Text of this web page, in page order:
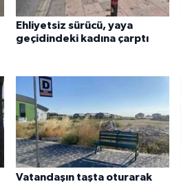
Ehliyetsiz sürücü, yaya
geçidindeki kadına çarptı
Vatandaşın taşta oturarak